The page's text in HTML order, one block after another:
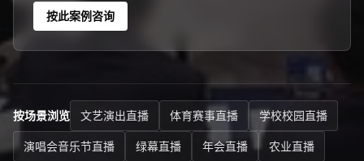
按此案例咨询
按场景浏览 文艺演出直播 体育赛事直播
学校校园直播
演唱会音乐节直播
绿幕直播 年会直播
农业直播